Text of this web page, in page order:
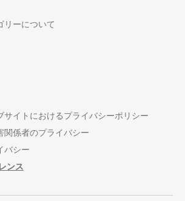
リーについて
サイトにおけるプライバシーポリシー
関係者のプライバシー
バシー
ンス